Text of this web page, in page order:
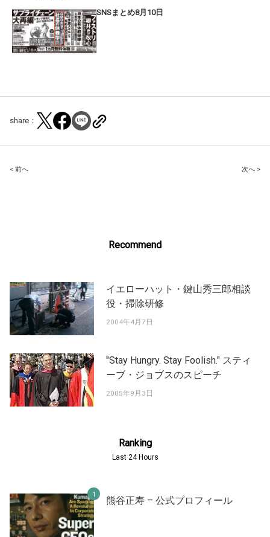
SNSまとめ8月10日
share：
Post
< 前へ 次へ >
Recommend
イエローハット・鍵山秀三郎相談
役・掃除研修
2004年4月7日
"Stay Hungry. Stay Foolish." スティ
ーブ・ジョブスのスピーチ
2005年9月3日
Ranking
Last 24 Hours
熊谷正寿 – 公式プロフィール